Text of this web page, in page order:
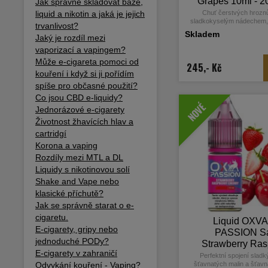
liquid a nikotin a jaká je jejich
trvanlivost?
Jaký je rozdíl mezi
vaporizací a vapingem?
Může e-cigareta pomoci od
kouření i když si ji pořídím
spíše pro občasné použití?
Co jsou CBD e-liquidy?
Jednorázové e-cigarety
Životnost žhavících hlav a
cartridgí
Korona a vaping
Rozdíly mezi MTL a DL
Liquidy s nikotinovou solí
Shake and Vape nebo
klasické příchutě?
Jak se správně starat o e-
cigaretu.
E-cigarety, gripy nebo
jednoduché PODy?
E-cigarety v zahraničí
Odvykání kouření - Vaping?
Chuť čerstvých
sladkokyselým
Skladem
245,- Kč
NOVÉ
Liquid
PASSION
Strawberry
Cherry 10ml -
Perfektní spojení
šťavnatých malin a